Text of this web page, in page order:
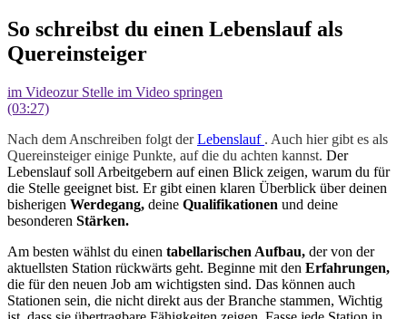
So schreibst du einen Lebenslauf als
Quereinsteiger
im Videozur Stelle im Video springen
(03:27)
Nach dem Anschreiben folgt derLebenslauf . Auch hier gibt es als
Quereinsteiger einige Punkte, auf die du achten kannst. Der
Lebenslauf soll Arbeitgebern auf einen Blick zeigen, warum du für
die Stelle geeignet bist. Er gibt einen klaren Überblick über deinen
bisherigen Werdegang, deine Qualifikationen und deine
besonderen Stärken.
Am besten wählst du einen tabellarischen Aufbau, der von der
aktuellsten Station rückwärts geht. Beginne mit den Erfahrungen,
die für den neuen Job am wichtigsten sind. Das können auch
Stationen sein, die nicht direkt aus der Branche stammen, Wichtig